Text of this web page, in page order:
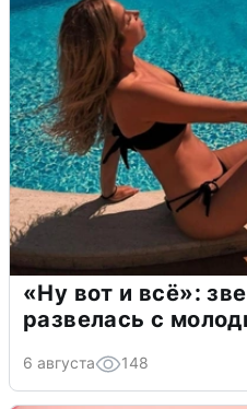
«Ну вот и всё»:
развелась с
6 августа 148